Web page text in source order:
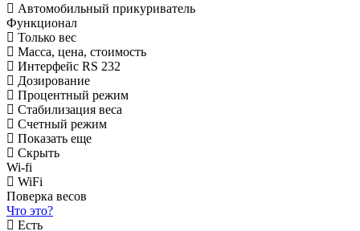
Автомобильный прикуриватель
Функционал
Только вес
Масса, цена, стоимость
Интерфейс RS 232
Дозирование
Процентный режим
Стабилизация веса
Счетный режим
Показать еще
Скрыть
Wi-fi
WiFi
Поверка весов
Что это?
Есть